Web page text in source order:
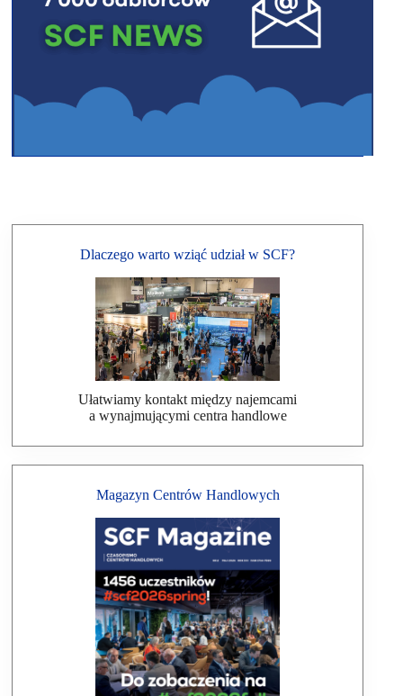
Dlaczego warto wziąć udział w SCF?
Ułatwiamy kontakt między najemcami
a wynajmującymi centra handlowe
Magazyn Centrów Handlowych